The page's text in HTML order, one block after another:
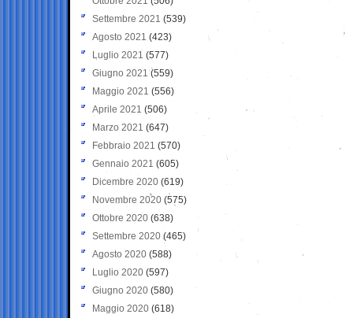
Settembre 2021 (539)
Agosto 2021 (423)
Luglio 2021 (577)
Giugno 2021(559)
Maggio 2021 (556)
Aprile 2021 (506)
Marzo 2021 (647)
Febbraio 2021 (570)
Gennaio 2021 (605)
Dicembre 2020 (619)
Novembre 2020 (575)
Ottobre 2020 (638)
Settembre 2020(465)
Agosto 2020 (588)
Luglio 2020 (597)
Giugno 2020 (580)
Maggio 2020 (618)